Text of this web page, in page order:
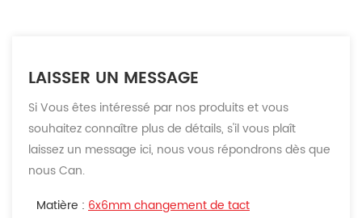
LAISSER UN MESSAGE
Si Vous êtes intéressé par nos produits et vous
souhaitez connaître plus de détails, s'il vous plaît
laissez un message ici, nous vous répondrons dès que
nous Can.
Matière : 6x6mm changement de tact